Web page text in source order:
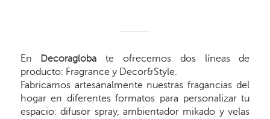
En Decoragloba te ofrecemos dos líneas de
producto: Fragrance y Decor&Style.
Fabricamos artesanalmente nuestras fragancias del
hogar en diferentes formatos para personalizar tu
espacio: difusor spray, ambientador mikado y velas